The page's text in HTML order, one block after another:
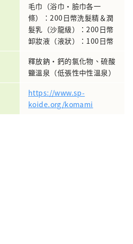
毛巾（浴巾・臉巾各一
條）：200日幣洗髮精＆潤
髮乳（沙龍級）：200日幣
卸妝液（液狀）：100日幣
釋放鈉・鈣的氯化物、硫酸
鹽溫泉（低張性中性溫泉）
https://www.sp-
koide.org/komami